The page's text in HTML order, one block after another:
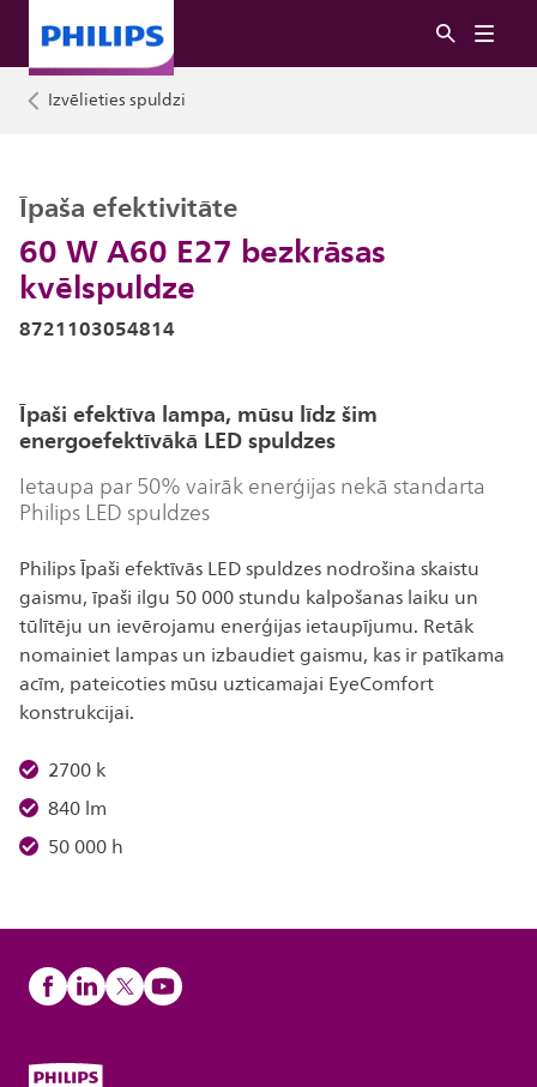
Izvēlieties spuldzi
60 W A60 E27 bezkrāsas
kvēlspuldze
Īpaša efektivitāte
8721103054814
Īpaši efektīva lampa, mūsu līdz šim
energoefektīvākā LED spuldzes
Ietaupa par 50% vairāk enerģijas nekā standarta
Philips LED spuldzes
Philips Īpaši efektīvās LED spuldzes nodrošina skaistu
gaismu, īpaši ilgu 50 000 stundu kalpošanas laiku un
tūlītēju un ievērojamu enerģijas ietaupījumu. Retāk
nomainiet lampas un izbaudiet gaismu, kas ir patīkama
acīm, pateicoties mūsu uzticamajai EyeComfort
konstrukcijai.
2700 k
840 lm
50 000 h